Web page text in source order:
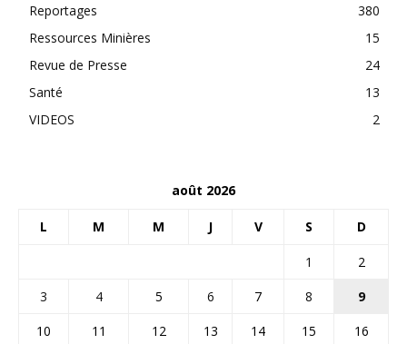
Reportages
380
Ressources Minières
15
Revue de Presse
24
Santé
13
VIDEOS
2
août 2026
L M M J V S D
1
2
3
4 5 6 7 8
9
10
11 12 13 14 15
16